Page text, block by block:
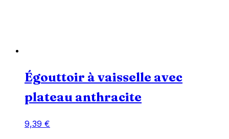
Égouttoir à vaisselle avec
plateau anthracite
9,39 €